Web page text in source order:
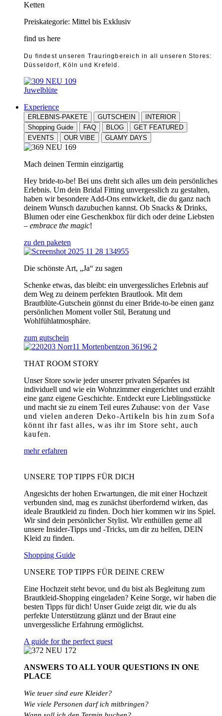
Ketten
Preiskategorie: Mittel bis Exklusiv
find us here
Du findest unseren Trauringbereich in all unseren Stores:
Düsseldorf, Köln und Krefeld.
Juwelblüte
Experience
ERLEBNIS-PAKETE GUTSCHEIN
INTERIOR
Shopping Guide
FAQ BLOG
GET FEATURED
EVENTS
OUR VIBE GLAMY DAYS
Mach deinen Termin einzigartig
Hey bride-to-be! Bei uns dreht sich alles um dein persönliches
Erlebnis. Um dein Bridal Fitting unvergesslich zu gestalten,
haben wir besondere Add-Ons entwickelt, die du ganz nach
deinem Wunsch dazubuchen kannst. Ob Snacks & Drinks,
Blumen oder eine Geschenkbox für dich oder deine Liebsten
– embrace the magic!
zu den paketen
Die schönste Art, „Ja“ zu sagen
Schenke etwas, das bleibt: ein unvergessliches Erlebnis auf
dem Weg zu deinem perfekten Brautlook. Mit dem
Brautblüte-Gutschein gönnst du einer Bride-to-be einen ganz
persönlichen Moment voller Stil, Beratung und
Wohlfühlatmosphäre.
zum gutschein
THAT ROOM STORY
Unser Store sowie jeder unserer privaten Séparées ist
individuell und wie ein Wohnzimmer eingerichtet und erzählt
eine ganz eigene Geschichte. Entdeckt eure Lieblingsstücke
und macht sie zu einem Teil eures Zuhause: von der Vase
und vielen anderen Deko-Artikeln bis hin zum Sofa
könnt ihr fast alles, was ihr im Store seht, auch
kaufen.
mehr erfahren
UNSERE TOP TIPPS FÜR DICH
Angesichts der hohen Erwartungen, die mit einer Hochzeit
verbunden sind, mag es zunächst überfordernd wirken, das
ideale Brautkleid zu finden. Doch hier kommen wir ins Spiel.
Wir sind dein persönlicher Stylist. Wir enthüllen gerne all
unsere Insider-Tipps und -Tricks, um dir zu helfen, DEIN
Kleid zu finden.
Shopping Guide
UNSERE TOP TIPPS FÜR DEINE CREW
Eine Hochzeit steht bevor, und du bist als Begleitung zum
Brautkleid-Shopping eingeladen? Keine Sorge, wir haben die
besten Tipps für dich! Unser Guide zeigt dir, wie du als
perfekte Unterstützung glänzt und der Braut eine
unvergessliche Erfahrung ermöglichst.
A guide for the perfect guest
ANSWERS TO ALLYOUR QUESTIONS IN ONE
PLACE
Wie teuer sind eure Kleider?
Wie viele Personen darf ich mitbringen?